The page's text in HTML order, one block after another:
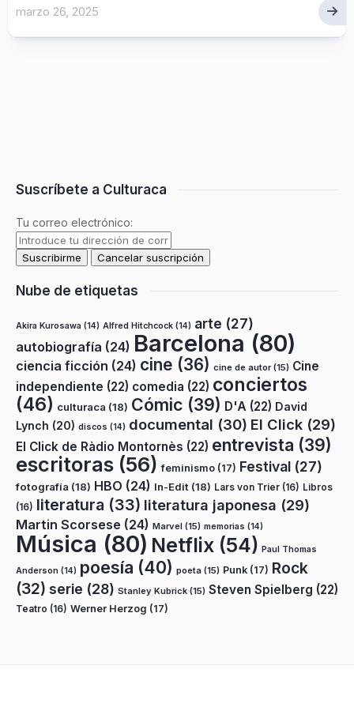
marzo 26, 2025
Suscríbete a Culturaca
Tu correo electrónico:
Nube de etiquetas
Akira Kurosawa (14) Alfred Hitchcock (14) arte (27)
autobiografía (24) Barcelona (80)
ciencia ficción (24) cine (36) cine de autor(15) Cine
independiente (22) comedia (22) conciertos
(46) culturaca (18) Cómic (39) D'A (22) David
Lynch (20) discos (14) documental (30) El Click (29)
El Click de Ràdio Montornès (22) entrevista (39)
escritoras (56) feminismo (17) Festival (27)
fotografía (18) HBO (24) In-Edit (18) Lars von Trier (16) Libros
(16) literatura (33) literatura japonesa (29)
Martin Scorsese (24) Marvel (15) memorias (14)
Música (80) Netflix (54) Paul Thomas
Anderson (14) poesía (40) poeta (15) Punk (17) Rock
(32) serie (28) Stanley Kubrick (15) Steven Spielberg (22)
Teatro (16) Werner Herzog (17)